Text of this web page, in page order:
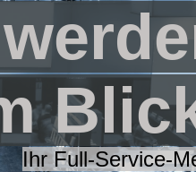
Ihr Full-Service-